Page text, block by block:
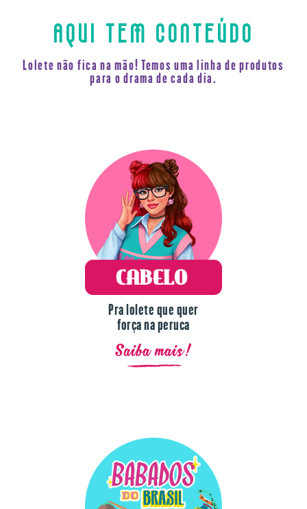
AQUI TEM CONTEÚDO
Lolete não fica na mão! Temos uma linha de produtos
para o drama de cada dia.
Pra lolete que quer
força na peruca
Saiba mais!